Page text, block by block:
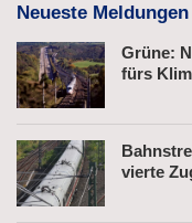
Neueste Meldungen
Grüne:
fürs
vierte